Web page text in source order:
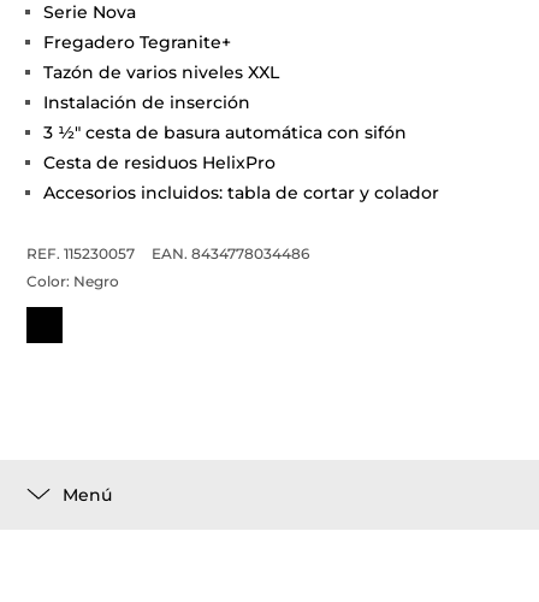
Serie Nova
Fregadero Tegranite+
Tazón de varios niveles XXL
Instalación de inserción
3 1⁄2" cesta de basura automática con sifón
Cesta de residuos HelixPro
Accesorios incluidos: tabla de cortar y colador
REF. 115230057
EAN. 8434778034486
Color: Negro
Menú